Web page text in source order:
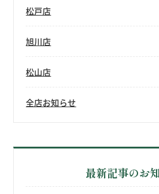
松戸店
旭川店
松山店
全店お知らせ
最新記事のお